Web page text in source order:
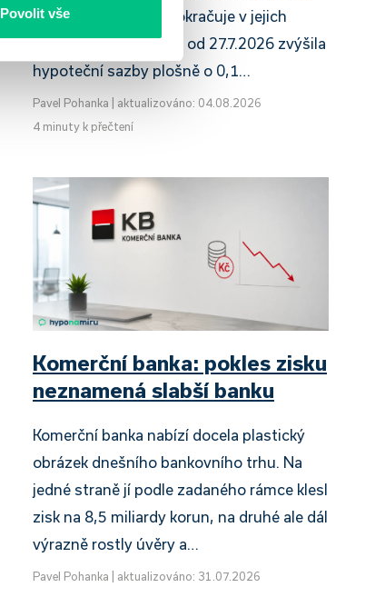
Povolit všetlakem a část bank pokračuje v jejich
růstu. UniCredit Bank od 27.7.2026 zvýšila
hypoteční sazby plošně o 0,1…
Pavel Pohanka
aktualizováno: 04.08.2026
4 minuty k přečtení
Komerční banka: pokles zisku
neznamená slabší banku
Komerční banka nabízí docela plastický
obrázek dnešního bankovního trhu. Na
jedné straně jí podle zadaného rámce klesl
zisk na 8,5 miliardy korun, na druhé ale dál
výrazně rostly úvěry a…
Pavel Pohanka aktualizováno: 31.07.2026